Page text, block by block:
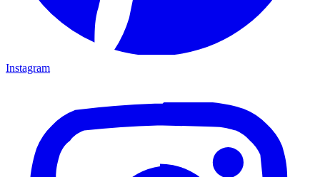
Instagram